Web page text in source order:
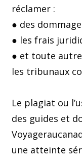
réclamer :
● des
● les frais
● et toute
les tribunaux
Le plagiat ou
des guides et
une atteinte